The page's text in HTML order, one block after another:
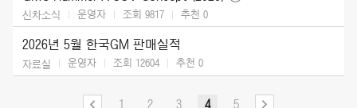
신차소식 운영자 조회 9817 추천 0
2026년 5월 한국GM 판매실적
자료실 운영자 조회 12604 추천 0
1 2 3 4 5